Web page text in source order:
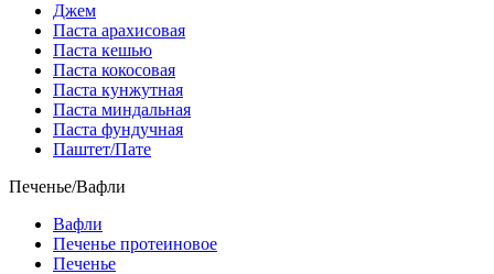
Джем
Паста арахисовая
Паста кешью
Паста кокосовая
Паста кунжутная
Паста миндальная
Паста фундучная
Паштет/Пате
Печенье/Вафли
Вафли
Печенье протеиновое
Печенье